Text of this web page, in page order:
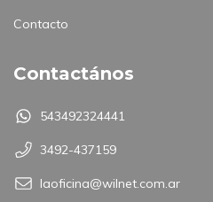
Contacto
Contactános
543492324441
3492-437159
laoficina@wilnet.com.ar